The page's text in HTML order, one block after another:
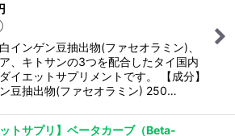
白インゲン豆抽出物(ファセオラミン)、
、キトサンの3つを配合したタイ国内
イエットサプリメントです。 【成分】
豆抽出物(ファセオラミン) 250…
ットサプリ】ベータカーブ（Beta-